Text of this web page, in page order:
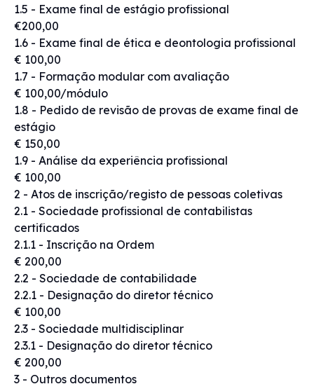
1.5 - Exame final de estágio profissional
€200,00
1.6 - Exame final de ética e deontologia profissional
€ 100,00
1.7 - Formação modular com avaliação
€ 100,00/módulo
1.8 - Pedido de revisão de provas de exame final de
estágio
€ 150,00
1.9 - Análise da experiência profissional
€ 100,00
2 - Atos de inscrição/registo de pessoas coletivas
2.1 - Sociedade profissional de contabilistas
certificados
2.1.1 - Inscrição na Ordem
€ 200,00
2.2 - Sociedade de contabilidade
2.2.1 - Designação do diretor técnico
€ 100,00
2.3 - Sociedade multidisciplinar
2.3.1 - Designação do diretor técnico
€ 200,00
3 - Outros documentos